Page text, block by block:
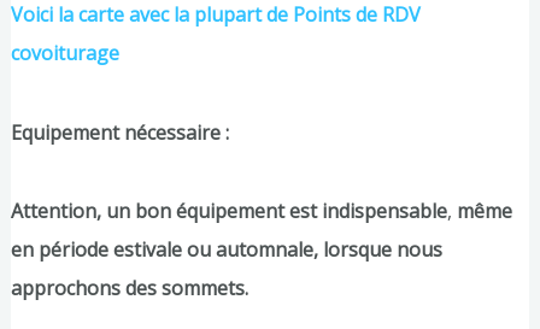
Voici la carte avec la plupart de Points de RDV
covoiturage
Equipement nécessaire :
Attention, un bon équipement est indispensable, même
en période estivale ou automnale, lorsque nous
approchons des sommets.